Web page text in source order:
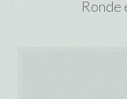
Ronde